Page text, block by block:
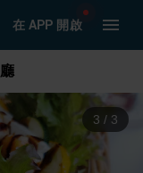
在 APP 開啟
1 / 3